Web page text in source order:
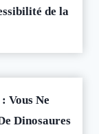
de la
Vous Ne
Dinosaures